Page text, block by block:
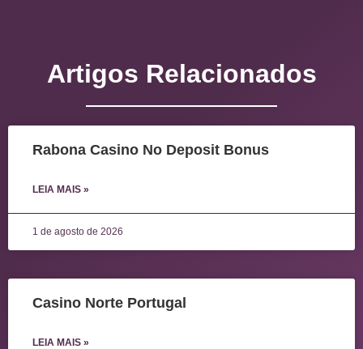
Artigos Relacionados
Rabona Casino No Deposit Bonus
LEIA MAIS »
1 de agosto de 2026
Casino Norte Portugal
LEIA MAIS »